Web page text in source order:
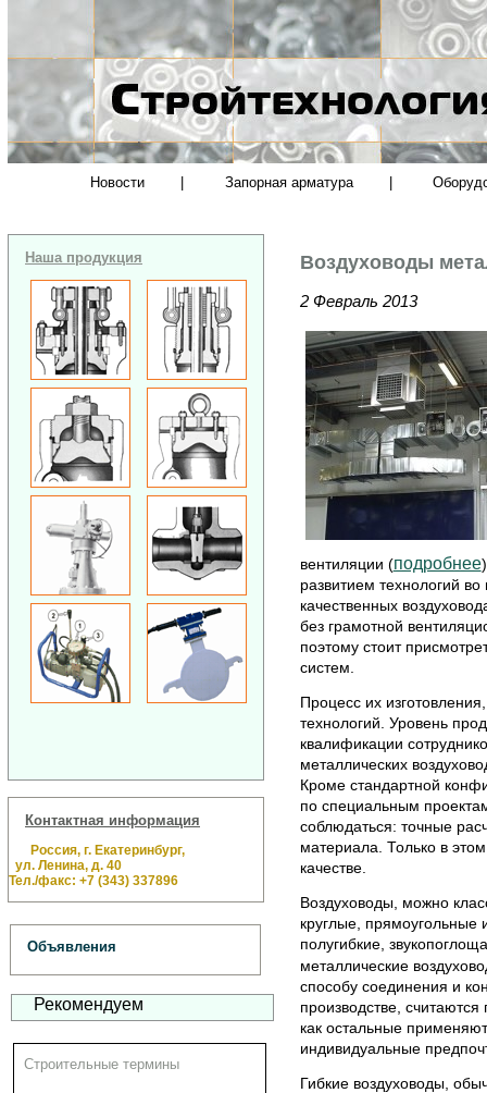
Новости Запорная арматура
Наша продукция
Контактная информация
Россия, г. Екатеринбург,
ул. Ленина, д. 40
Тел./факс: +7 (343) 337896
Объявления
Рекомендуем
Строительные термины
Воздуховоды
2 Февраль 2013
вентиляции (подробнее
развитием технологий
качественных
без грамотной
поэтому стоит
систем.
Процесс их
технологий. Уровень
квалификации
металлических
Кроме стандартной
по специальным
соблюдаться: точные
материала. Только в
качестве.
Воздуховоды, можно
круглые, прямоугольные
полугибкие,
металлические
способу соединения и
производстве,
как остальные
индивидуальные
Гибкие воздуховоды,